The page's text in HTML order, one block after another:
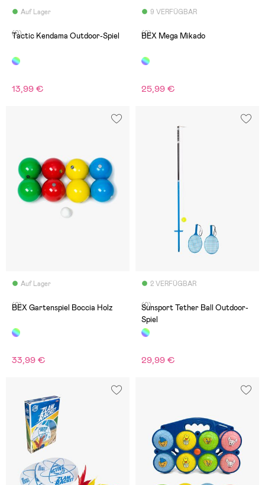
Auf Lager
(0)
Tactic Kendama Outdoor-Spiel
13,99 €
9 VERFÜGBAR
(0)
BEX Mega Mikado
25,99 €
Auf Lager
(0)
BEX Gartenspiel Boccia Holz
33,99 €
2 VERFÜGBAR
(0)
Sunsport Tether Ball Outdoor-
Spiel
29,99 €